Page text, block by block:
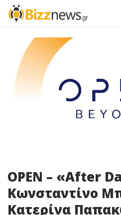
OPEN – «After
Κωνσταντίνο
Κατερίνα